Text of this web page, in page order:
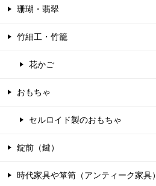
珊瑚・翡翠
竹細工・竹籠
花かご
おもちゃ
セルロイド製のおもちゃ
錠前（鍵）
時代家具や箪笥（アンティーク家具）